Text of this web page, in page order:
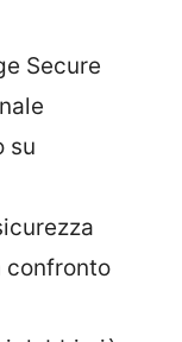
Secure
su
confronto